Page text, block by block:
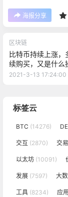
海报分享
区块链
比特币持续上涨，
续购买，又是什么
2021-3-13 17:24:00
标签云
BTC (14276)
交互 (2870) 交易
以太坊 (10091)
发展 (7597) 大
工具 (8234) 应用